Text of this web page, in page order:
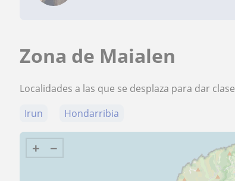
Zona de Maialen
Localidades a las que se desplaza para dar clase
Irun
Hondarribia
+ −